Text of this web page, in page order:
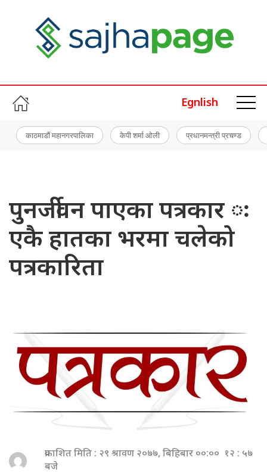
Egnlish
काठमाडौं महानगरपालिका केपी शर्मा ओली प्रधानमन्त्री प्रचण्ड
पुनर्जीवन पाएका पत्रकार ः
एकै हातका भरमा चलेको
पत्रकारिता
प्रकाशित मिति : २९ श्रावण २०७७, बिहिबार ००:०० १२ : ५७
बजे